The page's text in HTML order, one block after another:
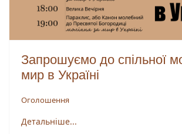
Запрошуємо до спільної
мир в Україні
Оголошення
Детальніше...